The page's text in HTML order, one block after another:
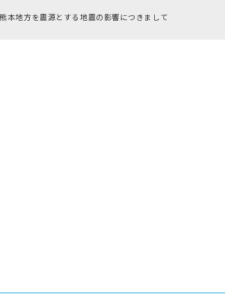
本地方を震源とする地震の影響につきまして